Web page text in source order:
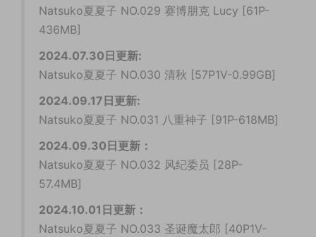
Natsuko夏夏子 NO.029 赛博朋克 Lucy [61P-
436MB]
2024.07.30日更新:
Natsuko夏夏子 NO.030 清秋 [57P1V-0.99GB]
2024.09.17日更新:
Natsuko夏夏子 NO.031 八重神子 [91P-618MB]
2024.09.30日更新：
Natsuko夏夏子 NO.032 风纪委员 [28P-
57.4MB]
2024.10.01日更新：
Natsuko夏夏子 NO.033 圣诞魔太郎 [40P1V-